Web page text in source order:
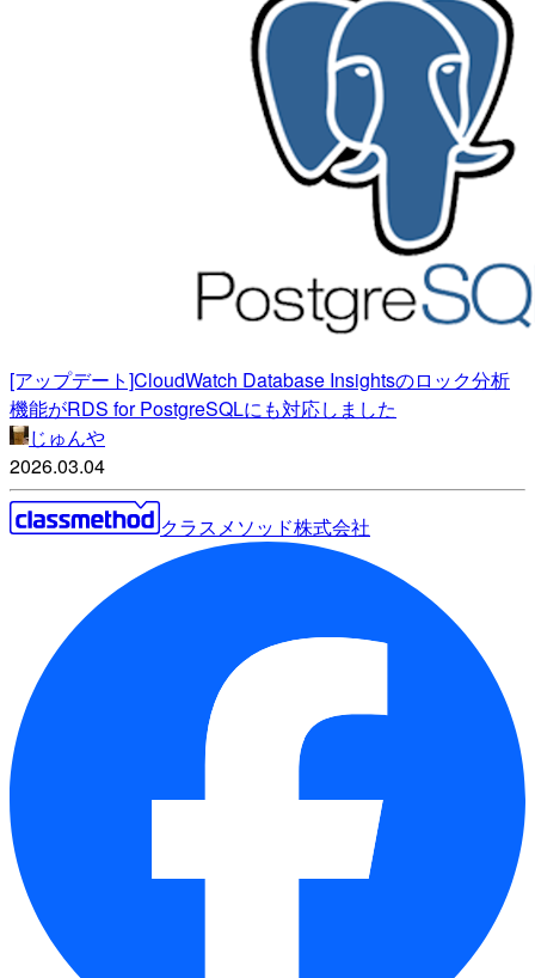
[アップデート]CloudWatch Database Insightsのロック分析
機能がRDS for PostgreSQLにも対応しました
じゅんや
2026.03.04
クラスメソッド株式会社